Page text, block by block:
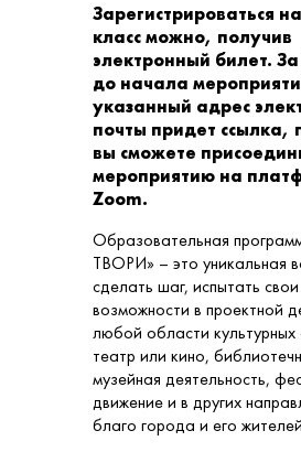
Зарегистрироваться
класс можно, получив
электронный билет.
до начала
указанный адрес
почты придет ссылка,
вы сможете
мероприятию на
Zoom.
Образовательная
ТВОРИ» – это уникальная
сделать шаг, испытать
возможности в проектной
любой области культурных
театр или кино,
музейная деятельность,
движение и в других
благо города и его